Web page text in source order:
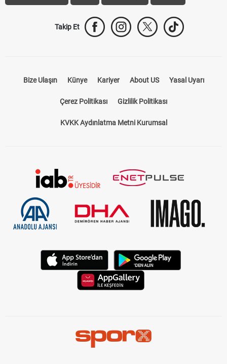
Takip Et
Bize Ulaşın Künye Kariyer About US Yasal Uyarı
Çerez Politikası Gizlilik Politikası
KVKK Aydınlatma Metni Kurumsal